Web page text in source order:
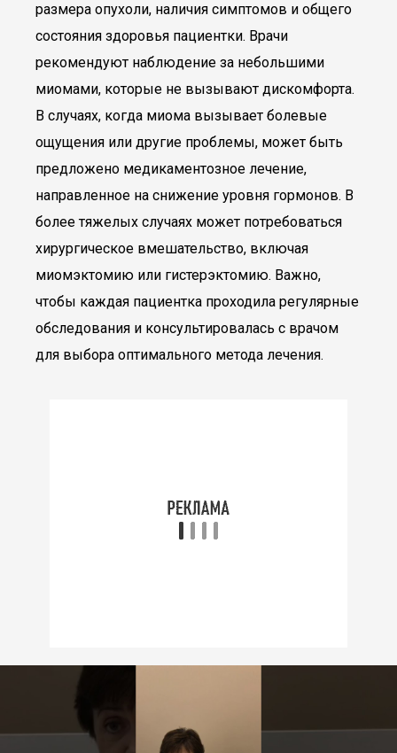
размера опухоли, наличия симптомов и общего
состояния здоровья пациентки. Врачи
рекомендуют наблюдение за небольшими
миомами, которые не вызывают дискомфорта.
В случаях, когда миома вызывает болевые
ощущения или другие проблемы, может быть
предложено медикаментозное лечение,
направленное на снижение уровня гормонов. В
более тяжелых случаях может потребоваться
хирургическое вмешательство, включая
миомэктомию или гистерэктомию. Важно,
чтобы каждая пациентка проходила регулярные
обследования и консультировалась с врачом
для выбора оптимального метода лечения.